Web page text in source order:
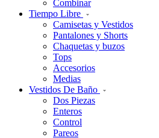
Combinar
Tiempo Libre
Camisetas y Vestidos
Pantalones y Shorts
Chaquetas y buzos
Tops
Accesorios
Medias
Vestidos De Baño
Dos Piezas
Enteros
Control
Pareos